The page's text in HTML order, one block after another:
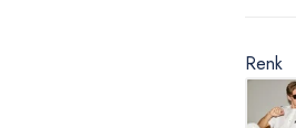
Renk